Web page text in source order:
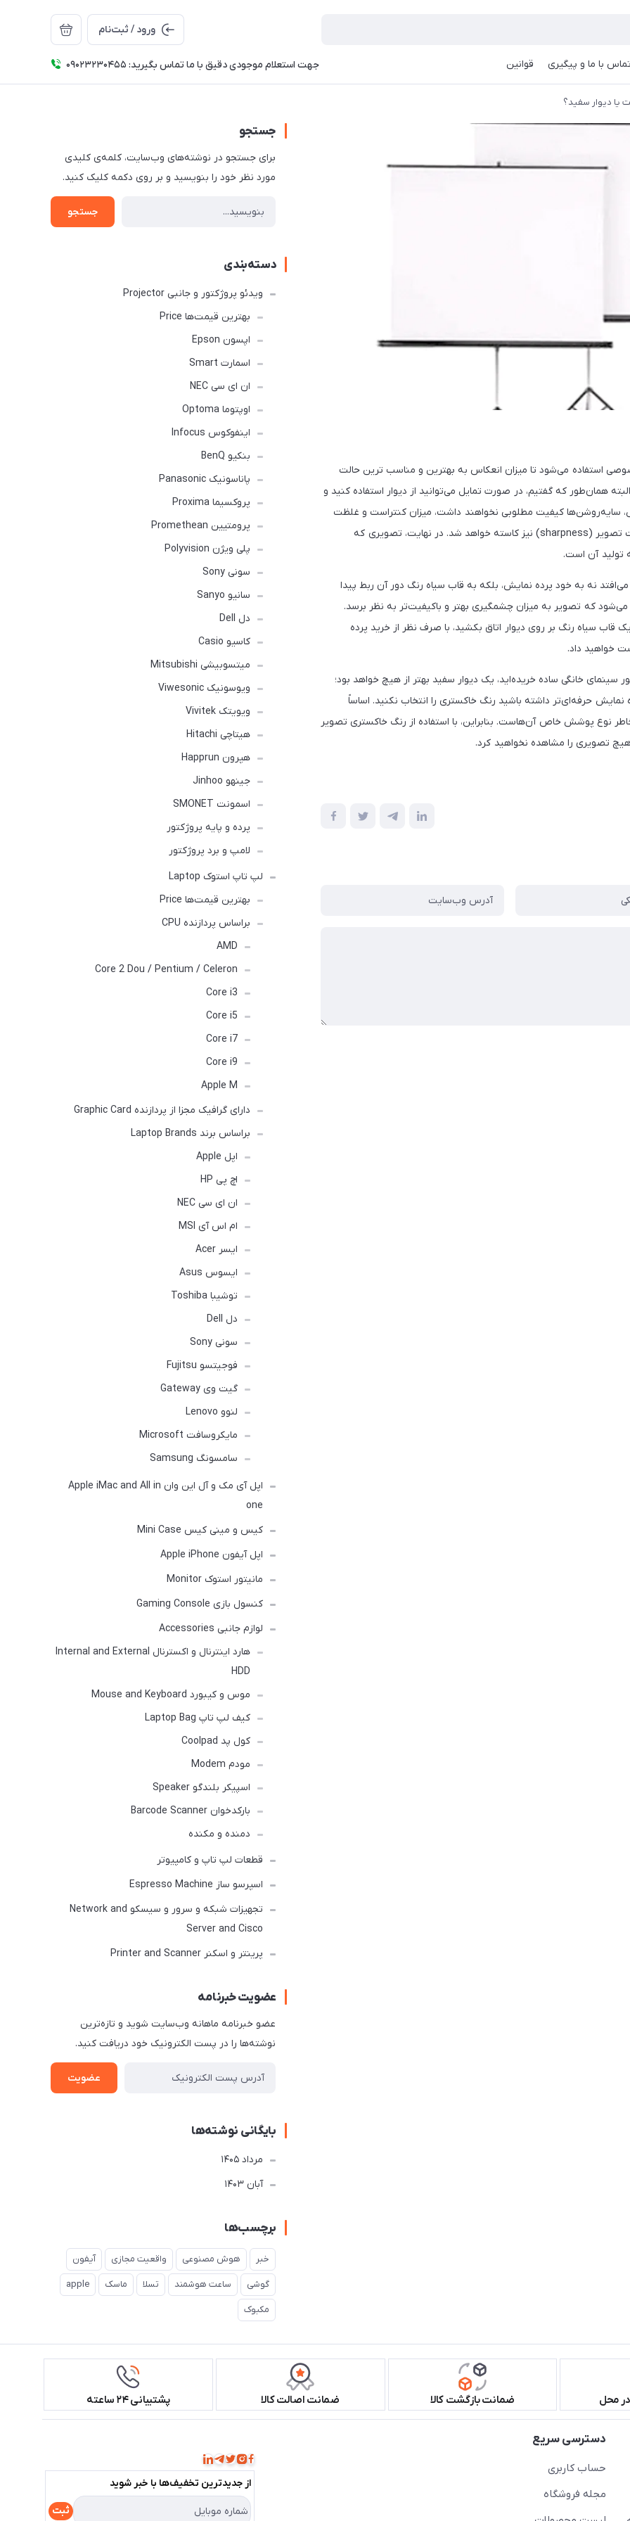
ورود / ثبت‌نام
تماس با ما و پیگیری قوانین جهت استعلام موجودی دقیق با ما تماس بگیرید: 09023230455
یا دیوار سفید؟
استفاده می‌شود تا میزان انعکاس به بهترین و مناسب ترین حالت
همان‌طور که گفتیم، در صورت تمایل می‌توانید از دیوار استفاده کنید و
سایه‌روشن‌ها کیفیت مطلوبی نخواهند داشت، میزان کنتراست و غلظت
رنگ کاهش پیدا می‌کند و (بسته به نوع پوشش دیوار) از شفافیت تصویر (sharpness) نیز کاسته خواهد شد. در نهایت، تصویری که
تولید آن است.
می‌افتد نه به خود پرده نمایش، بلکه به قاب سیاه رنگ دور آن ربط پیدا
که تصویر به میزان چشمگیری بهتر و باکیفیت‌تر به نظر برسد.
سیاه رنگ بر روی دیوار اتاق بکشید، با صرف نظر از خرید پرده
خواهید داد.
سینمای خانگی ساده خریده‌اید، یک دیوار سفید بهتر از هیچ خواهد بود؛
حرفه‌ای‌تر داشته باشید رنگ خاکستری را انتخاب نکنید. اساساً
نوع پوشش خاص آن‌هاست. بنابراین، با استفاده از رنگ خاکستری تصویر
هیچ تصویری را مشاهده نخواهید کرد.
جستجو
برای جستجو در نوشته‌های وب‌سایت، کلمه‌ی کلیدی
مورد نظر خود را بنویسید و بر روی دکمه کلیک کنید.
جستجو
دسته‌بندی
ویدئو پروژکتور و جانبی Projector
بهترین قیمت‌ها Price
اپسون Epson
اسمارت Smart
ان ای سی NEC
اوپتوما Optoma
اینفوکوس Infocus
بنکیو BenQ
پاناسونیک Panasonic
پروکسیما Proxima
پرومتیین Promethean
پلی ویژن Polyvision
سونی Sony
سانیو Sanyo
دل Dell
کاسیو Casio
میتسوبیشی Mitsubishi
ویوسونیک Viwesonic
ویویتک Vivitek
هیتاچی Hitachi
هپرون Happrun
جینهو Jinhoo
اسمونت SMONET
پرده و پایه پروژکتور
لامپ و برد پروژکتور
لپ تاپ استوک Laptop
بهترین قیمت‌ها Price
براساس پردازنده CPU
AMD
Core 2 Dou / Pentium / Celeron
Core i3
Core i5
Core i7
Core i9
Apple M
دارای گرافیک مجزا از پردازنده Graphic Card
براساس برند Laptop Brands
اپل Apple
اچ پی HP
ان ای سی NEC
ام اس آی MSI
ایسر Acer
ایسوس Asus
توشیبا Toshiba
دل Dell
سونی Sony
فوجیتسو Fujitsu
گیت وی Gateway
لنوو Lenovo
مایکروسافت Microsoft
سامسونگ Samsung
اپل آی مک و آل این وان Apple iMac and All in
one
کیس و مینی کیس Mini Case
اپل آیفون Apple iPhone
مانیتور استوک Monitor
کنسول بازی Gaming Console
لوازم جانبی Accessories
هارد اینترنال و اکسترنال Internal and External
HDD
موس و کیبورد Mouse and Keyboard
کیف لپ تاپ Laptop Bag
کول پد Coolpad
مودم Modem
اسپیکر بلندگو Speaker
بارکدخوان Barcode Scanner
دمنده و مکنده
قطعات لپ تاپ و کامپیوتر
اسپرسو ساز Espresso Machine
تجهیزات شبکه و سرور و سیسکو Network and
Server and Cisco
پرینتر و اسکنر Printer and Scanner
عضویت خبرنامه
عضو خبرنامه ماهانه وب‌سایت شوید و تازه‌ترین
نوشته‌ها را در پست الکترونیک خود دریافت کنید.
عضویت
بایگانی نوشته‌ها
مرداد 1405
آبان 1403
برچسب‌ها
خبر هوش مصنوعی واقعیت مجازی آیفون
گوشی ساعت هوشمند تسلا ماسک apple
مکبوک
محل ضمانت بازگشت کالا ضمانت اصالت کالا پشتیبانی ۲۴ ساعته
دسترسی سریع
حساب کاربری
مجله فروشگاه
از جدید‌ترین تخفیف‌ها با‌ خبر شوید
ثبت